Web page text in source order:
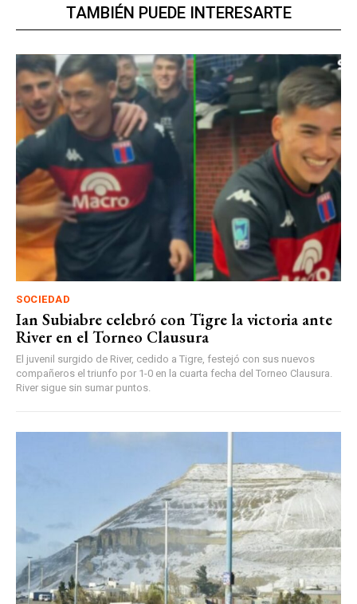
TAMBIÉN PUEDE INTERESARTE
SOCIEDAD
Ian Subiabre celebró con Tigre la victoria ante
River en el Torneo Clausura
El juvenil surgido de River, cedido a Tigre, festejó con sus nuevos
compañeros el triunfo por 1-0 en la cuarta fecha del Torneo Clausura.
River sigue sin sumar puntos.